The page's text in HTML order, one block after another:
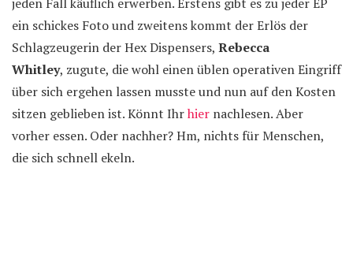
ein schickes Foto und zweitens kommt der Erlös der
Schlagzeugerin der Hex Dispensers, Rebecca
Whitley, zugute, die wohl einen üblen operativen Eingriff
über sich ergehen lassen musste und nun auf den Kosten
sitzen geblieben ist. Könnt Ihrhier nachlesen. Aber
vorher essen. Oder nachher? Hm, nichts für Menschen,
die sich schnell ekeln.